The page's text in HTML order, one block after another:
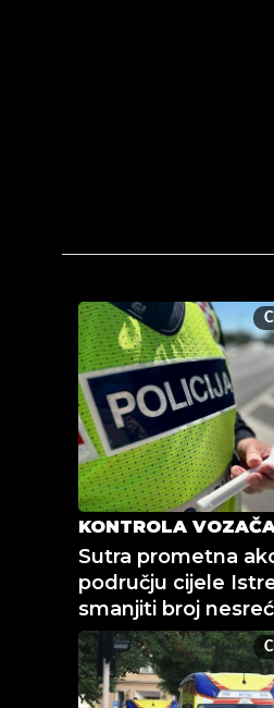
KONTROLA
Sutra prometna
području cijele
smanjiti broj